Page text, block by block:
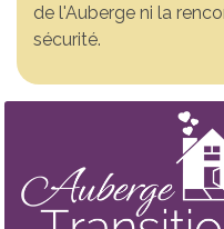
de l'Auberge ni la
sécurité.